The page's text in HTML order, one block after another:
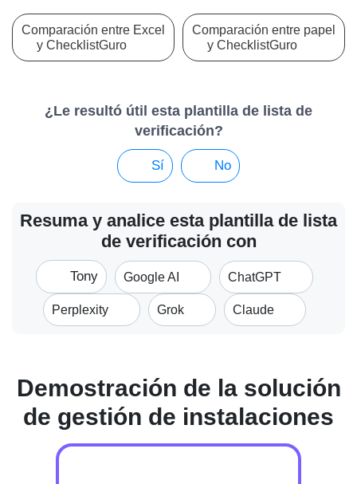
Comparación entre Excel
y ChecklistGuro
Comparación entre papel
y ChecklistGuro
¿Le resultó útil esta plantilla de lista de
verificación?
Sí No
Resuma y analice esta plantilla de lista
de verificación con
Tony Google AI ChatGPT
Perplexity Grok Claude
Demostración de la solución
de gestión de instalaciones